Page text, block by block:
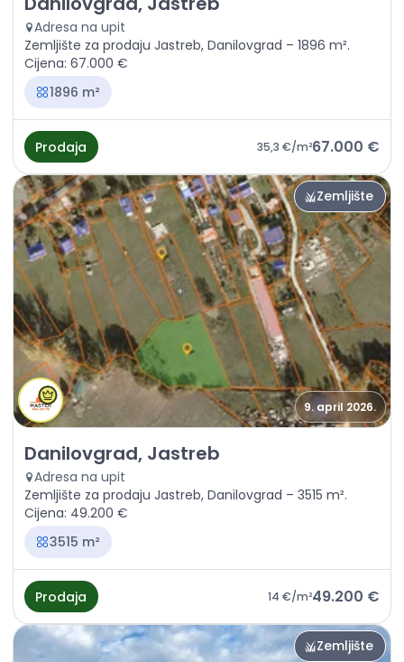
Adresa na upit
Zemljište za prodaju Jastreb, Danilovgrad – 1896 m².
Cijena: 67.000 €
1896 m²
Prodaja 35,3 €/m²67.000 €
Zemljište
9. april 2026.
Prodaja - Zemljište Danilovgrad, Jastreb
Danilovgrad, Jastreb
Adresa na upit
Zemljište za prodaju Jastreb, Danilovgrad – 3515 m².
Cijena: 49.200 €
3515 m²
Prodaja 14 €/m²49.200 €
Zemljište